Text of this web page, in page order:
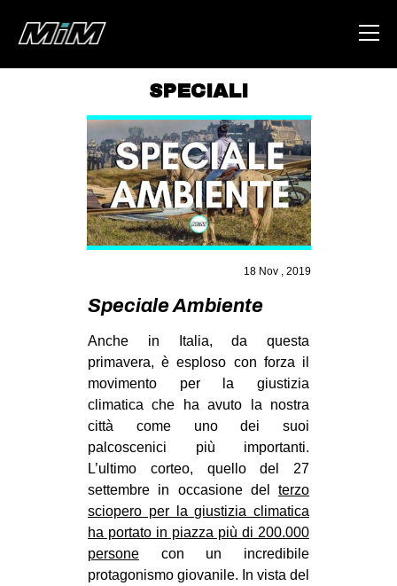
ABOUT
AREA
DEGENERAZIONE
GAZA FREESTYLE
MSM
STUDENTI TSUNAMI
ZAM
MILANO
MOBILITAZIONI
SPAZI
SPORT POPOLARE
MOVIMENTI
SPECIALI
18 Nov , 2019
Speciale Ambiente
Anche in Italia, da questa
primavera, è esploso con forza il
movimento per la giustizia
climatica che ha avuto la nostra
città come uno dei suoi
palcoscenici più importanti.
L’ultimo corteo, quello del 27
settembre in occasione del terzo
sciopero per la giustizia climatica
ha portato in piazza più di 200.000
persone con un incredibile
protagonismo giovanile. In vista del